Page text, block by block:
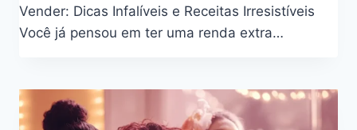
Vender: Dicas Infalíveis e Receitas Irresistíveis
Você já pensou em ter uma renda extra…